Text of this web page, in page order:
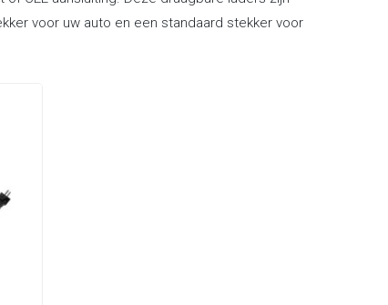
voor uw auto en een standaard stekker voor